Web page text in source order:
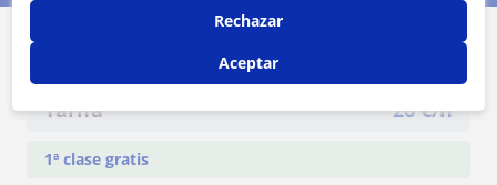
Contacta con Jane
Tarifa 26€/h
1ª clase gratis
Rechazar
Aceptar